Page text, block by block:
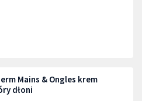
Mains & Ongles krem
dłoni